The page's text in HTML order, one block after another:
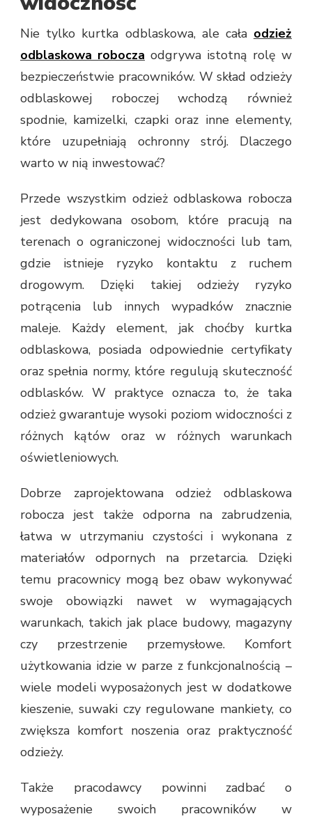
Nie tylko kurtka odblaskowa, ale cała odzież
odblaskowa robocza odgrywa istotną rolę w
bezpieczeństwie pracowników. W skład odzieży
odblaskowej roboczej wchodzą również
spodnie, kamizelki, czapki oraz inne elementy,
które uzupełniają ochronny strój. Dlaczego
warto w nią inwestować?
Przede wszystkim odzież odblaskowa robocza
jest dedykowana osobom, które pracują na
terenach o ograniczonej widoczności lub tam,
gdzie istnieje ryzyko kontaktu z ruchem
drogowym. Dzięki takiej odzieży ryzyko
potrącenia lub innych wypadków znacznie
maleje. Każdy element, jak choćby kurtka
odblaskowa, posiada odpowiednie certyfikaty
oraz spełnia normy, które regulują skuteczność
odblasków. W praktyce oznacza to, że taka
odzież gwarantuje wysoki poziom widoczności z
różnych kątów oraz w różnych warunkach
oświetleniowych.
Dobrze zaprojektowana odzież odblaskowa
robocza jest także odporna na zabrudzenia,
łatwa w utrzymaniu czystości i wykonana z
materiałów odpornych na przetarcia. Dzięki
temu pracownicy mogą bez obaw wykonywać
swoje obowiązki nawet w wymagających
warunkach, takich jak place budowy, magazyny
czy przestrzenie przemysłowe. Komfort
użytkowania idzie w parze z funkcjonalnością –
wiele modeli wyposażonych jest w dodatkowe
kieszenie, suwaki czy regulowane mankiety, co
zwiększa komfort noszenia oraz praktyczność
odzieży.
Także pracodawcy powinni zadbać o
wyposażenie swoich pracowników w